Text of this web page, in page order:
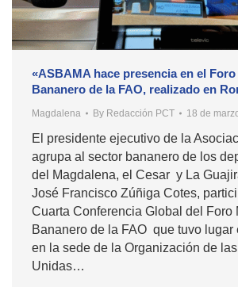
«ASBAMA hace presencia en el
Bananero de la FAO, realizado en
Magdalena By Redacción PCT 18 de
El presidente ejecutivo de la
agrupa al sector bananero de los
del Magdalena, el Cesar y La
José Francisco Zúñiga Cotes,
Cuarta Conferencia Global del Foro
Bananero de la FAO que tuvo lugar
en la sede de la Organización de
Unidas…